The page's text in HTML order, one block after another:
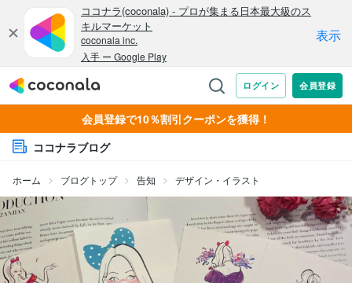
会員登録で10％割引クーポンを獲得！
ココナラブログ
ホーム ブログトップ 告知 デザイン・イラスト